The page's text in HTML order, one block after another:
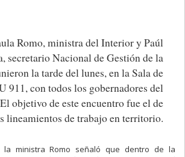
Romo, ministra del Interior y Paúl
secretario Nacional de Gestión de la
la tarde del lunes, en la Sala de
911, con todos los gobernadores del
objetivo de este encuentro fue el de
lineamientos de trabajo en territorio.
la ministra Romo señaló que dentro de la